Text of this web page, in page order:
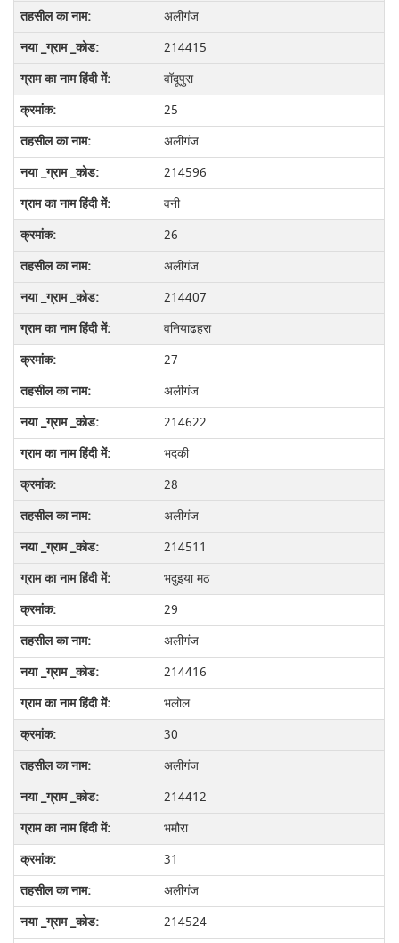
अलीगंज
214415
वॉदूपुरा
25
अलीगंज
214596
वनी
26
अलीगंज
214407
वनियाढहरा
27
अलीगंज
214622
भदकी
28
अलीगंज
214511
भदुइया मठ
29
अलीगंज
214416
भलोल
30
अलीगंज
214412
भमौरा
31
अलीगंज
214524